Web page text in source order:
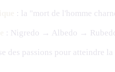
: la "mort de l'homme
: Nigredo → Albedo →
des passions pour atteindre la